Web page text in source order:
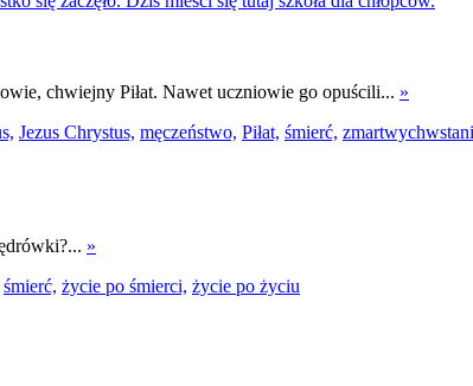
chwiejny Piłat. Nawet uczniowie go opuścili... »
Jezus Chrystus, męczeństwo, Piłat, śmierć,
»
śmierć, życie po śmierci, życie po życiu